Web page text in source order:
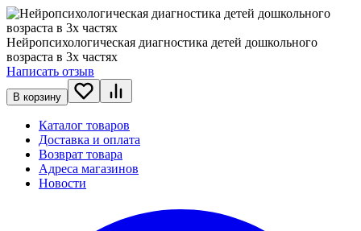
Нейропсихологическая диагностика детей дошкольного
возраста в 3х частях
Написать отзыв
В корзину
Каталог товаров
Доставка и оплата
Возврат товара
Адреса магазинов
Новости